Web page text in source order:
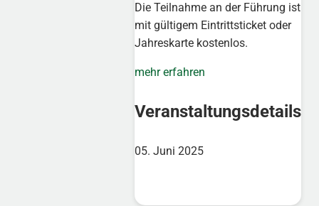
Die Teilnahme an der Führung ist
mit gültigem Eintrittsticket oder
Jahreskarte kostenlos.
mehr erfahren
Veranstaltungsdetails
05. Juni 2025